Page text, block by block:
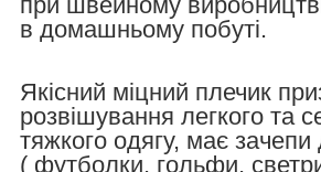
в домашньому побуті.
Якісний міцний плечик
розвішування легкого та
тяжкого одягу, має
( футболки, гольфи,